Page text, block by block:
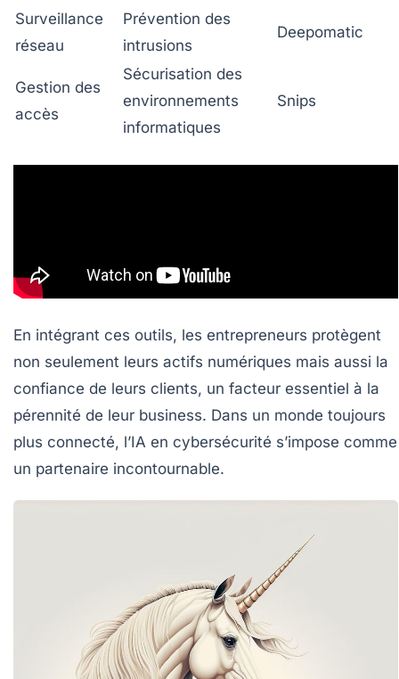
Surveillance
réseau
Prévention des
intrusions
Deepomatic
Gestion des
accès
Sécurisation des
environnements
informatiques
Snips
En intégrant ces outils, les entrepreneurs protègent
non seulement leurs actifs numériques mais aussi la
confiance de leurs clients, un facteur essentiel à la
pérennité de leur business. Dans un monde toujours
plus connecté, l’IA en cybersécurité s’impose comme
un partenaire incontournable.